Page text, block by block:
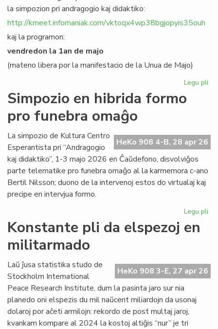
la simpozion pri andragogio kaj didaktiko:
http://kmeet.infomaniak.com/vktoqx4wp38bgjopyis35ouh
kaj la programon:
vendredon la 1an de majo
(mateno libera por la manifestacio de la Unua de Majo)
Legu pli
Simpozio en hibrida formo
pro funebra omaĝo
HeKo 908 4-B, 28 apr 26
La simpozio de Kultura Centro
Esperantista pri “Andragogio
kaj didaktiko”, 1-3 majo 2026 en Ĉaŭdefono, disvolviĝos
parte telematike pro funebra omaĝo al la karmemora c-ano
Bertil Nilsson; duono de la intervenoj estos do virtualaj kaj
precipe en intervjua formo.
Legu pli
pro
Konstante pli da elspezoj en
militarmado
HeKo 908 3-E, 27 apr 26
Laŭ ĵusa statistika studo de
Stockholm International
Peace Research Institute, dum la pasinta jaro sur nia
planedo oni elspezis du mil naŭcent miliardojn da usonaj
dolaroj por aĉeti armilojn: rekordo de post multaj jaroj,
kvankam kompare al 2024 la kostoj altiĝis “nur” je tri